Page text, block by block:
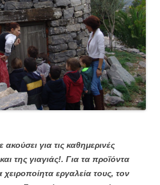
ακούσει για τις καθημερινές
της γιαγιάς!. Για τα προϊόντα
εργαλεία τους, τον